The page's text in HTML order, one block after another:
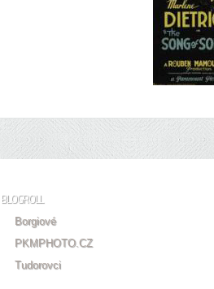
BLOGROLL
Borgiové
PKMPHOTO.CZ
Tudorovci